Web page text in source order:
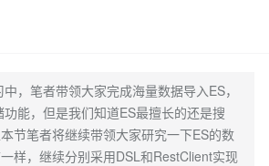
，笔者带领大家完成海量数据导入ES，
能，但是我们知道ES最擅长的还是搜
节笔者将继续带领大家研究一下ES的数
样，继续分别采用DSL和RestClient实现